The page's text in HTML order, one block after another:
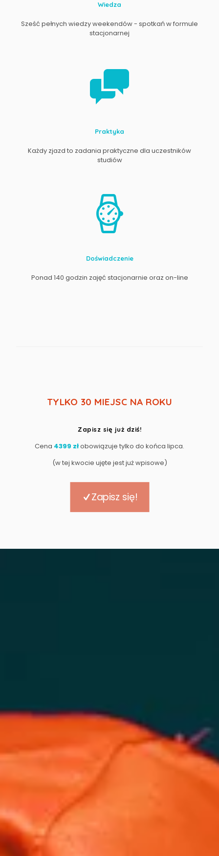
Wiedza
Sześć pełnych wiedzy weekendów - spotkań w formule
stacjonarnej
Praktyka
Każdy zjazd to zadania praktyczne dla uczestników
studiów
Doświadczenie
Ponad 140 godzin zajęć stacjonarnie oraz on-line
TYLKO 30 MIEJSC NA ROKU
Zapisz się już dziś!
Cena 4399 złobowiązuje tylko do końca lipca.
(w tej kwocie ujęte jest już wpisowe)
Zapisz się!